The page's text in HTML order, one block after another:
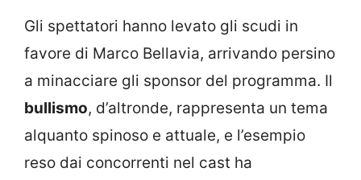
Gli spettatori hanno levato gli scudi in
favore di Marco Bellavia, arrivando persino
a minacciare gli sponsor del programma. Il
bullismo, d’altronde, rappresenta un tema
alquanto spinoso e attuale, e l’esempio
reso dai concorrenti nel cast ha